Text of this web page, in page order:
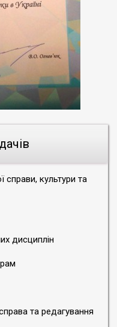
справи, культури та
дисциплін
та редагування